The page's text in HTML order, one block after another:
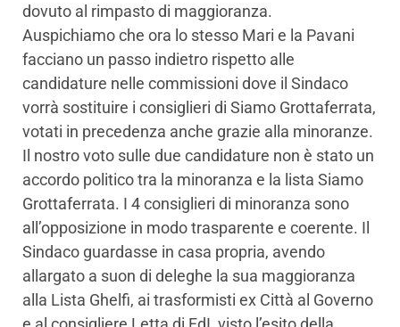
dovuto al rimpasto di maggioranza.
Auspichiamo che ora lo stesso Mari e la Pavani
facciano un passo indietro rispetto alle
candidature nelle commissioni dove il Sindaco
vorrà sostituire i consiglieri di Siamo Grottaferrata,
votati in precedenza anche grazie alla minoranze.
Il nostro voto sulle due candidature non è stato un
accordo politico tra la minoranza e la lista Siamo
Grottaferrata. I 4 consiglieri di minoranza sono
all’opposizione in modo trasparente e coerente. Il
Sindaco guardasse in casa propria, avendo
allargato a suon di deleghe la sua maggioranza
alla Lista Ghelfi, ai trasformisti ex Città al Governo